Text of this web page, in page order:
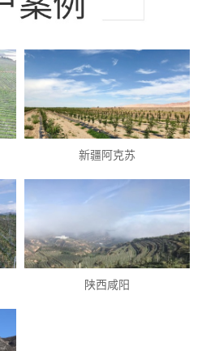
新疆阿克苏
陕西咸阳